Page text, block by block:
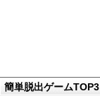
簡単脱出ゲームTOP3